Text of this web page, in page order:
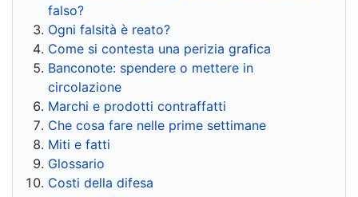
falso?
Ogni falsità è reato?
Come si contesta una perizia grafica
Banconote: spendere o mettere in
circolazione
Marchi e prodotti contraffatti
Che cosa fare nelle prime settimane
Miti e fatti
Glossario
Costi della difesa